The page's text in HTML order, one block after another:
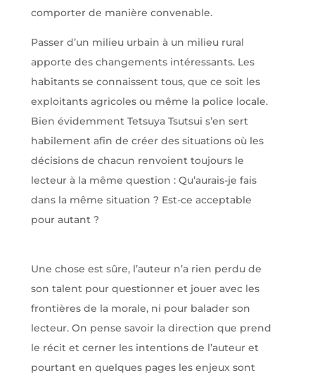
comporter de manière convenable.
Passer d’un milieu urbain à un milieu rural
apporte des changements intéressants. Les
habitants se connaissent tous, que ce soit les
exploitants agricoles ou même la police locale.
Bien évidemment Tetsuya Tsutsui s’en sert
habilement afin de créer des situations où les
décisions de chacun renvoient toujours le
lecteur à la même question : Qu’aurais-je fais
dans la même situation ? Est-ce acceptable
pour autant ?
Une chose est sûre, l’auteur n’a rien perdu de
son talent pour questionner et jouer avec les
frontières de la morale, ni pour balader son
lecteur. On pense savoir la direction que prend
le récit et cerner les intentions de l’auteur et
pourtant en quelques pages les enjeux sont